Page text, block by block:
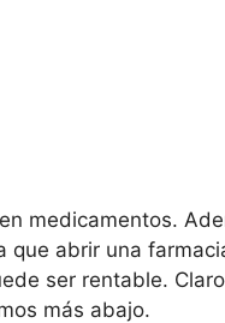
medicamentos.
abrir una
ser rentable.
más abajo.